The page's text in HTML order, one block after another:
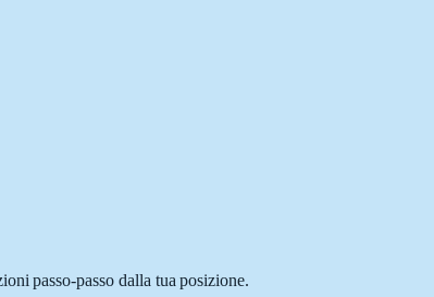
passo-passo dalla tua posizione.